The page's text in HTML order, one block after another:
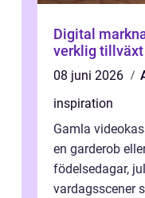
Digital
verklig tillväxt
08 juni 2026
inspiration
Gamla
en garderob
födelsedagar,
vardagsscener